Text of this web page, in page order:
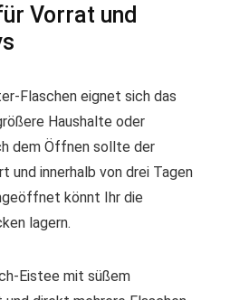
Vorrat und
Flaschen eignet sich das
Haushalte oder
dem Öffnen sollte der
und innerhalb von drei Tagen
könnt Ihr die
lagern.
Eistee mit süßem